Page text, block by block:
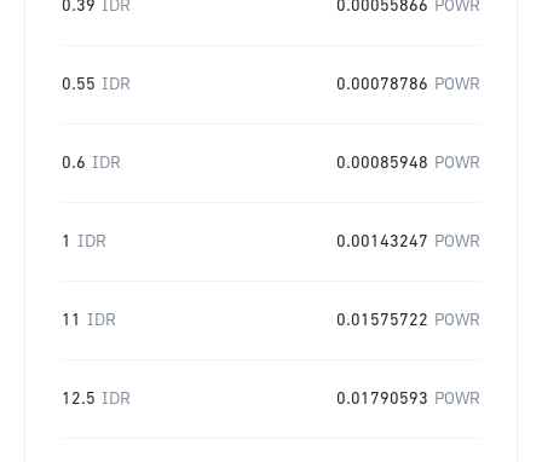
0.39 IDR 0.00055866 POWR
0.55 IDR 0.00078786 POWR
0.6 IDR 0.00085948 POWR
1 IDR 0.00143247 POWR
11 IDR 0.01575722 POWR
12.5 IDR 0.01790593 POWR